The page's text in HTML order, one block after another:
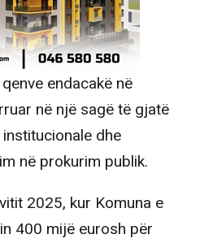
endacakë në
në një sagë të gjatë
dhe
në prokurim publik.
2025, kur Komuna e
400 mijë eurosh për